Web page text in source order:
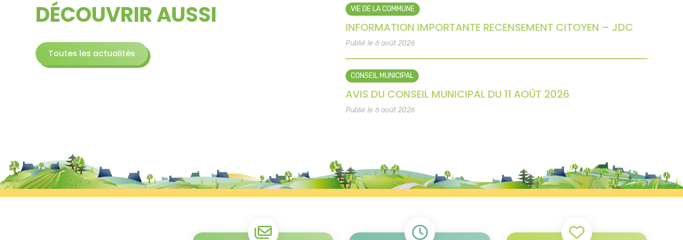
DÉCOUVRIR AUSSI
Toutes les actualités
VIE DE LA COMMUNE
INFORMATION IMPORTANTE RECENSEMENT CITOYEN – JDC
Publié le 6 août 2026
CONSEIL MUNICIPAL
AVIS DU CONSEIL MUNICIPAL DU 11 AOÛT 2026
Publié le 6 août 2026